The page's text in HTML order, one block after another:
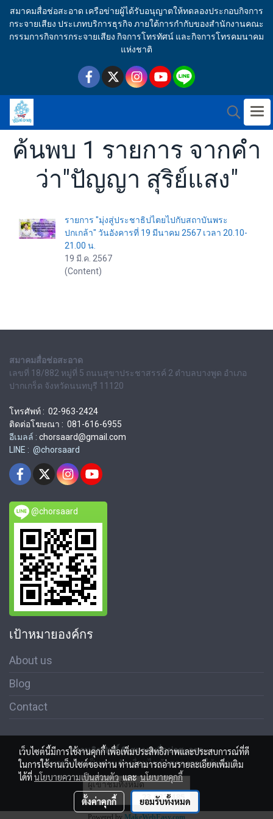
สมาคมสื่อช่อสะอาด เครือข่ายผู้ได้รับอนุญาตให้ทดลองประกอบกิจการ
กระจายเสียง ประเภทบริการธุรกิจ ภายใต้การกำกับของสำนักงานคณะ
กรรมการกิจการกระจายเสียง กิจการโทรทัศน์ และกิจการโทรคมนาคม
แห่งชาติ
ค้นพบ 1 รายการ จากคำ
ว่า"ปัญญา สุริย์แสง"
รายการ "มุ่งสู่ประชาธิปไตยไปกับสถาบันพระ
ปกเกล้า" วันอังคารที่ 19 มีนาคม 2567 เวลา 20.10-
21.00 น.
19 มี.ค. 2567
(Content)
สมาคมสื่อช่อสะอาด
เลขที่ 18/882 หมู่ที่ 5 ถนนสุขาประชาสรรค์ 2 ตำบลบางพูด อำเภอ
ปากเกร็ด จังหวัดนนทบุรี 11120
โทรศัพท์ : 02-963-2424
ติดต่อโฆษณา : 081-616-6955
อีเมลล์ : chorsaard@gmail.com
LINE : @chorsaard
@chorsaard
เป้าหมายองค์กร
About us
Blog
Contact
สงวนลิขสิทธิ์ © สมาคมสื่อช่อสะอาด
นโนบายความเป็นส่วนตัว เงื่อนไขข้อตกลงการใช้บริการ
ผู้เข้าชมทั้งหมด
23,037,485
Powered by MakeWebEasy.com
เว็บไซต์นี้มีการใช้งานคุกกี้ เพื่อเพิ่มประสิทธิภาพและประสบการณ์ที่ดี
ในการใช้งานเว็บไซต์ของท่าน ท่านสามารถอ่านรายละเอียดเพิ่มเติม
ได้ที่นโยบายความเป็นส่วนตัวและนโยบายคุกกี้
ตั้งค่าคุกกี้ ยอมรับทั้งหมด